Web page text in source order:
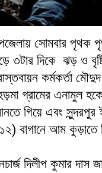
সোমবার পৃথক
৩টার দিকে ঝড় ও
কর্মকর্তা
গ্রামের এনামুল
গিয়ে এবং সুন্দরপুর
বাগানে আম কুড়াতে
দিলীপ কুমার দাস